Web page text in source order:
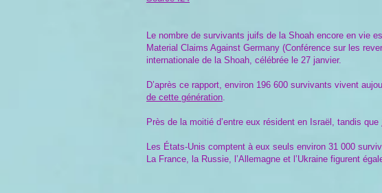
Le nombre de survivants juifs de la Shoah encore en vie
Material Claims Against Germany (Conférence sur les
internationale de la Shoah, célébrée le 27 janvier.
D’après ce rapport, environ 196 600 survivants vivent
de cette génération.
Près de la moitié d’entre eux résident en Israël, tandis que
Les États-Unis comptent à eux seuls environ 31 000
La France, la Russie, l’Allemagne et l’Ukraine figurent